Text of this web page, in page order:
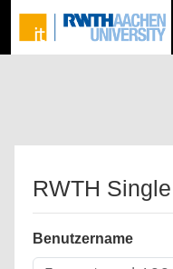
RWTH
Benutzername